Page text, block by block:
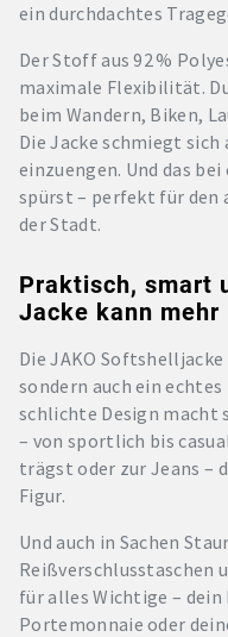
ein durchdachtes
Der Stoff aus 92 %
maximale Flexibilität.
beim Wandern, Biken,
Die Jacke schmiegt sich
einzuengen. Und das
spürst – perfekt für den
der Stadt.
Praktisch, smart
Jacke kann mehr
Die JAKO
sondern auch ein
schlichte Design
– von sportlich bis
trägst oder zur Jeans –
Figur.
Und auch in Sachen
Reißverschlusstaschen
für alles Wichtige –
Portemonnaie oder